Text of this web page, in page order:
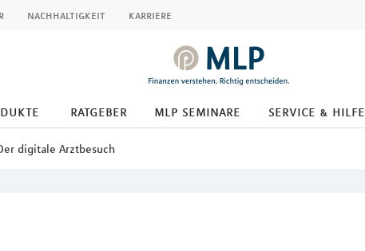
nachhaltigkeit karriere
ratgeber mlp seminare service & hilfe
digitale Arztbesuch